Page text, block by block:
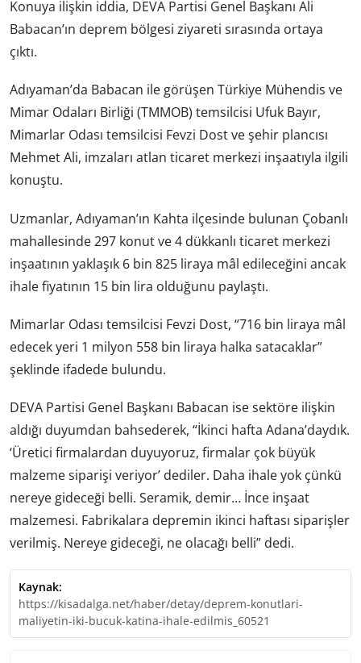
Konuya ilişkin iddia, DEVA Partisi Genel Başkanı Ali
Babacan’ın deprem bölgesi ziyareti sırasında ortaya
çıktı.
Adıyaman’da Babacan ile görüşen Türkiye Mühendis ve
Mimar Odaları Birliği (TMMOB) temsilcisi Ufuk Bayır,
Mimarlar Odası temsilcisi Fevzi Dost ve şehir plancısı
Mehmet Ali, imzaları atlan ticaret merkezi inşaatıyla ilgili
konuştu.
Uzmanlar, Adıyaman’ın Kahta ilçesinde bulunan Çobanlı
mahallesinde 297 konut ve 4 dükkanlı ticaret merkezi
inşaatının yaklaşık 6 bin 825 liraya mâl edileceğini ancak
ihale fiyatının 15 bin lira olduğunu paylaştı.
Mimarlar Odası temsilcisi Fevzi Dost, “716 bin liraya mâl
edecek yeri 1 milyon 558 bin liraya halka satacaklar”
şeklinde ifadede bulundu.
DEVA Partisi Genel Başkanı Babacan ise sektöre ilişkin
aldığı duyumdan bahsederek, “İkinci hafta Adana’daydık.
‘Üretici firmalardan duyuyoruz, firmalar çok büyük
malzeme siparişi veriyor’ dediler. Daha ihale yok çünkü
nereye gideceği belli. Seramik, demir… İnce inşaat
malzemesi. Fabrikalara depremin ikinci haftası siparişler
verilmiş. Nereye gideceği, ne olacağı belli” dedi.
Kaynak:
https://kisadalga.net/haber/detay/deprem-konutlari-
maliyetin-iki-bucuk-katina-ihale-edilmis_60521